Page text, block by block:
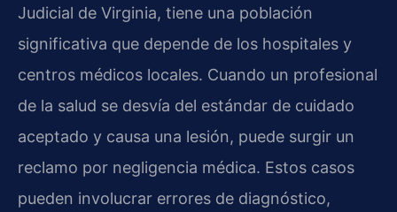
Judicial de Virginia, tiene una población
significativa que depende de los hospitales y
centros médicos locales. Cuando un profesional
de la salud se desvía del estándar de cuidado
aceptado y causa una lesión, puede surgir un
reclamo por negligencia médica. Estos casos
pueden involucrar errores de diagnóstico,